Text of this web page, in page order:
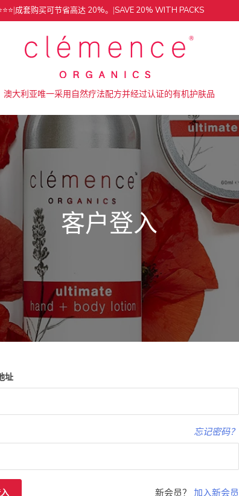
|成套购买可节省高达 20%。 |SAVE 20% WITH PACKS
澳大利亚唯一采用自然疗法配方并经过认证的有机护肤品
客户登入
址
忘记密码？
新会员？ 加入新会员